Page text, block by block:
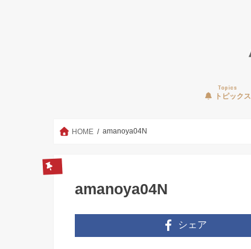
Topics
トピックス
HOME amanoya04N
amanoya04N
シェア